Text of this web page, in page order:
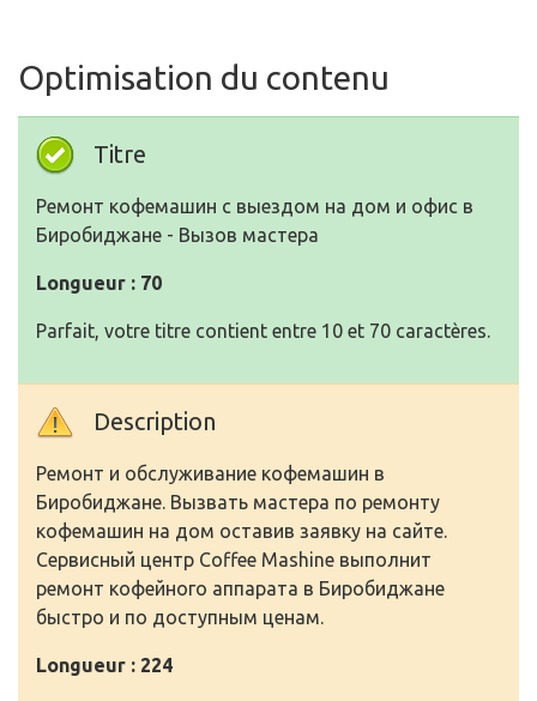
Optimisation du contenu
Titre
Ремонт кофемашин с выездом на дом и офис в
Биробиджане - Вызов мастера
Longueur : 70
Parfait, votre titre contient entre 10 et 70 caractères.
Description
Ремонт и обслуживание кофемашин в
Биробиджане. Вызвать мастера по ремонту
кофемашин на дом оставив заявку на сайте.
Сервисный центр Coffee Mashine выполнит
ремонт кофейного аппарата в Биробиджане
быстро и по доступным ценам.
Longueur : 224